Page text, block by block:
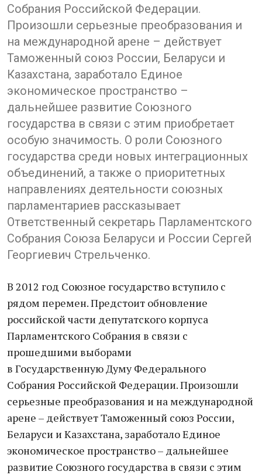
Собрания Российской Федерации.
Произошли серьезные преобразования и
на международной арене – действует
Таможенный союз России, Беларуси и
Казахстана, заработало Единое
экономическое пространство –
дальнейшее развитие Союзного
государства в связи с этим приобретает
особую значимость. О роли Союзного
государства среди новых интеграционных
объединений, а также о приоритетных
направлениях деятельности союзных
парламентариев рассказывает
Ответственный секретарь Парламентского
Собрания Союза Беларуси и России Сергей
Георгиевич Стрельченко.
В 2012 год Союзное государство вступило с
рядом перемен. Предстоит обновление
российской части депутатского корпуса
Парламентского Собрания в связи с
прошедшими выборами
в Государственную Думу Федерального
Собрания Российской Федерации. Произошли
серьезные преобразования и на международной
арене – действует Таможенный союз России,
Беларуси и Казахстана, заработало Единое
экономическое пространство – дальнейшее
развитие Союзного государства в связи с этим